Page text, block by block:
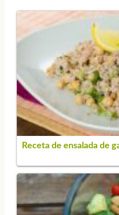
Receta de ensalada de